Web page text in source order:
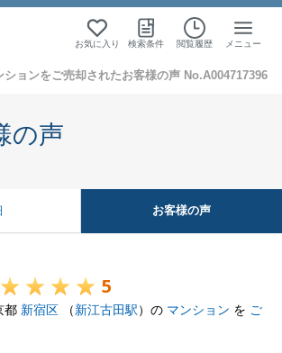
お気に入り 検索条件 閲覧履歴 メニュー
ョンをご売却されたお客様の声 No.A004717396
の声
お客様の声
5
都 新宿区 （新江古田駅）の マンション を ご